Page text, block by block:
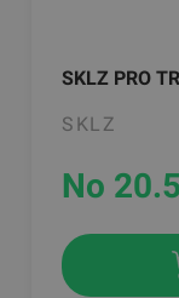
SKLZ PRO
SKLZ
No